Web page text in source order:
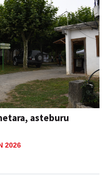
asteburu
2026